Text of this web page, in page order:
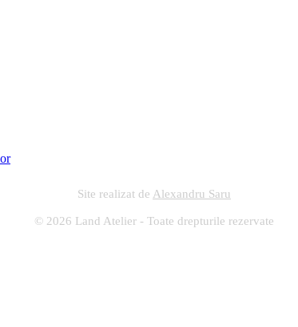
Site realizat de Alexandru Saru
© 2026 Land Atelier - Toate drepturile rezervate